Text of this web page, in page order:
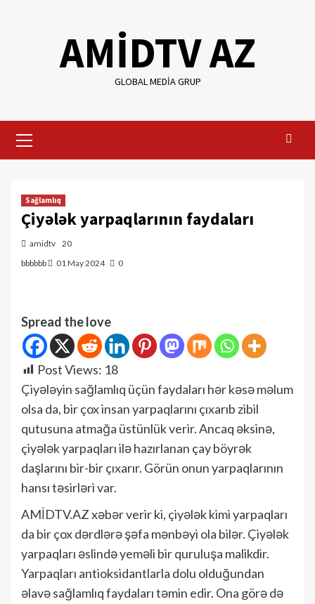
AMİDTV AZ
GLOBAL MEDIA GRUP
Menu
Sağlamlıq
Çiyələk yarpaqlarının faydaları
amidtv 20
bbbbbb
01 May 2024 0
Spread the love
Post Views: 18
Çiyələyin sağlamlıq üçün faydaları hər kəsə məlum
olsa da, bir çox insan yarpaqlarını çıxarıb zibil
qutusuna atmağa üstünlük verir. Ancaq əksinə,
çiyələk yarpaqları ilə hazırlanan çay böyrək
daşlarını bir-bir çıxarır. Görün onun yarpaqlarının
hansı təsirləri var.
AMİDTV.AZ xəbər verir ki, çiyələk kimi yarpaqları
da bir çox dərdlərə şəfa mənbəyi ola bilər. Çiyələk
yarpaqları əslində yeməli bir quruluşa malikdir.
Yarpaqları antioksidantlarla dolu olduğundan
əlavə sağlamlıq faydaları təmin edir. Ona görə də